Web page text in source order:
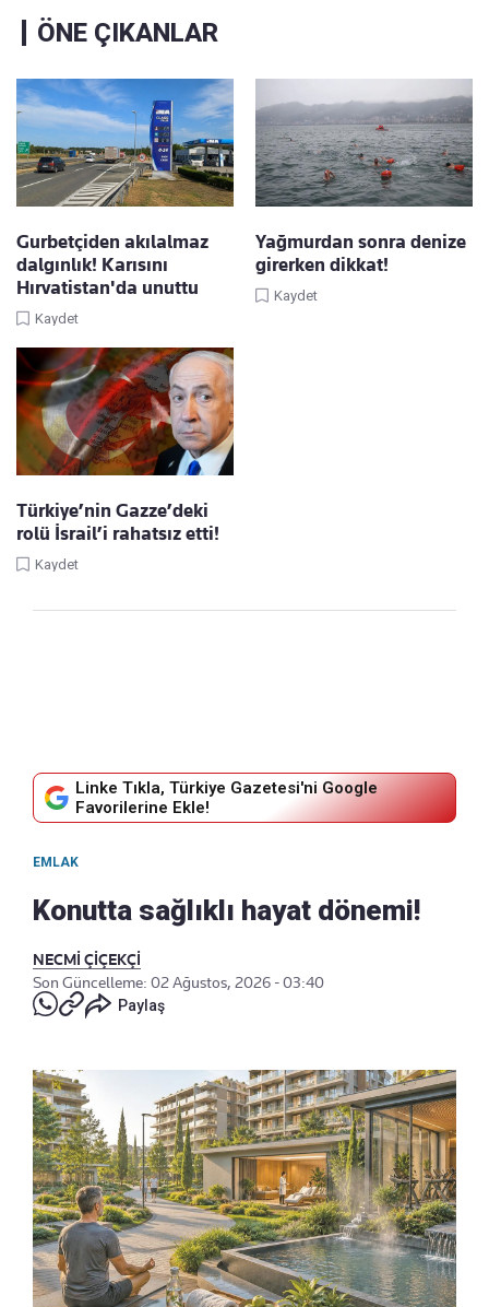
ÖNE ÇIKANLAR
Gurbetçiden akılalmaz
dalgınlık! Karısını
Hırvatistan'da unuttu
Kaydet
Yağmurdan sonra denize
girerken dikkat!
Kaydet
Türkiye’nin Gazze’deki
rolü İsrail’i rahatsız etti!
Kaydet
Linke Tıkla, Türkiye Gazetesi'ni Google
Favorilerine Ekle!
EMLAK
Konutta sağlıklı hayat dönemi!
NECMİ ÇİÇEKÇİ
Son Güncelleme: 02 Ağustos, 2026 - 03:40
Paylaş